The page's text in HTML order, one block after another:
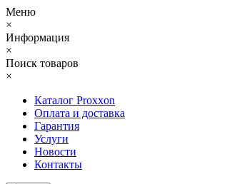
Меню
×
Информация
×
Поиск товаров
×
Каталог Proxxon
Оплата и доставка
Гарантия
Услуги
Новости
Контакты